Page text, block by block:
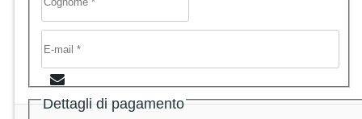
Dettagli di pagamento